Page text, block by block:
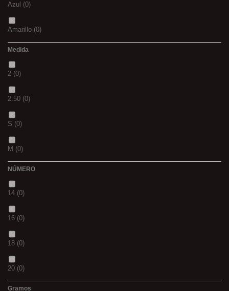
Azul (0)
Amarillo (0)
(0)
(0)
BLACK & RED
PANTHER
36(0)
P(0)
14(0)
42(0)
23(0)
Medida
2 (0)
2.50 (0)
S (0)
M (0)
20MM
3 M (0)
(0)
(0)
NÚMERO
14 (0)
16 (0)
18 (0)
20 (0)
Gramos